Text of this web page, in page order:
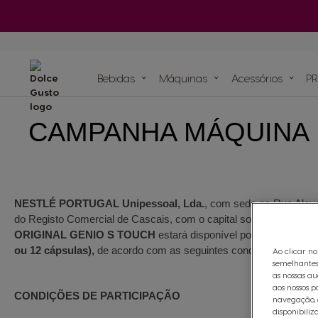
Bebidas
BebidasORIGINAIS
Máquinas Acessórios
Compromissos sustentáveis com o planeta Recicle as suas
Os nossos artigos As nossas
CAMPANHA
NESTLÉ PORTUGAL Unipessoal, Lda., com sede na Rua
do Registo Comercial de Cascais, com o capital social de
ORIGINAL GENIO S TOUCH estará disponível por
ou 12 cápsulas), de acordo com as seguintes condições:
CONDIÇÕES DE PARTICIPAÇÃO
Ao clicar no
as nossas
aos nossos